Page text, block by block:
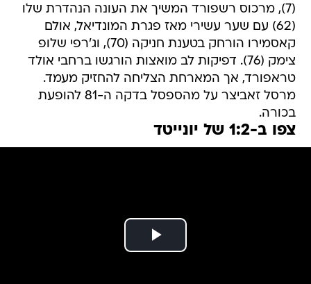
(7), מרכוס רשפורד המשיך את העונה הנהדרת שלו
(62) עם שער עשירי מאז פגרת המונדיאל, אולם
קאסמירו הורחק בטענת חניקה (70), וג'רפי שלופ
צימק (76). דפיקות לב מואצות הורגשו ברחבי אולד
טראפורד, אך המארחת הצליחה להחזיק מעמד.
מרסל זאביצר על מהספסל בדקה ה-81 להופעת
בכורה.
צפו ב-1:2 של יונייטד